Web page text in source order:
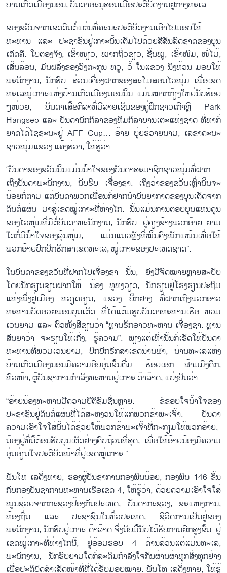
ບ້ານເກີດເມືອງນອນ, ບັນດາອະນຸສອນເມື່ອປະຕິບັດງານຢູ່ກາງທະເລ.
ຂອງຂວັນຈາກເຂດດິນຕໍ່ແຜ່ນທີ່ຄະນະປະຕິບັດງານເອົາໄປມອບໃຫ້
ທະຫານ ແລະ ປະຊາຊົນຢູ່ເກາະນັ້ນເຕັມໄປດ້ວຍສີສັນລົດຊາດຂອງບຸນ
ເຕັດຄື: ໃບຕອງຈິງ, ເຂົ້າໜຽວ, ໝາກຖົ່ວຂຽວ, ຊີ້ນໝູ, ເຂົ້າໜົມ, ໜໍ່ໄມ້,
ເສັ້ນລ້ອນ, ມັນຝລັ່ງຂອງວົງຕະກຸນ ຫວູ, ວໍ້ ໃນແຂວງ ນິງທ້ວນ ມອບໃຫ້
ພະນັກງານ, ນັກຮົບ. ສ່ວນເຄື່ອງຝາກຂອງສະໂມສອນໄວໜຸ່ມ ເພື່ອເຂດ
ທະເລໝູ່ເກາະແຫ່ງບ້ານເກີດເມືອງນອນນັ້ນ ແມ່ນໝາກກ້ຽງໃຫຍ່ນັບຮ້ອຍ
ໆໜ່ວຍ, ບັນດາເສື້ອກິລາທີ່ມີລາຍເຊັນຂອງຄູ່ຝຶກຊາວເກົາຫຼີ Park
Hangseo ແລະ ບັນດານັກກິລາຂອງທິມກິລາບານເຕະແຫ່ງຊາດ ທີ່ຫາກໍ່
ຍາດໄດ້ໄຊຊະນະຢູ່ AFF Cup… ອ້າຍ ບຸ່ຍຮ່ວາຍນາມ, ເລຂາຄະນະ
ຊາວໜຸ່ມແຂວງ ແຄ໊ງຮ່ວາ, ໃຫ້ຮູ້ວ່າ.
“ບັນດາຂອງຂວັນນັ້ນແມ່ນນ້ຳໃຈຂອງບັນດາສະມາຊິກຊາວໜຸ່ມທີ່ຝາກ
ເຖິງບັນດາພະນັກງານ, ນັບຮົບ ເຈື່ອງຊາ. ເຖິງວ່າຂອງຂວັນເຫຼົ່ານັ້ນຈະ
ນ້ອຍກໍ່ຕາມ ແຕ່ບັນດາພວກເພື່ອນກໍ່ຢາກນຳບັນຍາກາດຂອງບຸນເຕັດຈາກ
ດິນຕໍ່ແຜ່ນ ມາສູ່ເຂດໝູ່ເກາະທີ່ຫ່າງໄກ. ນັ້ນແມ່ນການຕອບບຸນແທນຄຸນ
ຂອງໄວໜຸ່ມທີ່ມີຕໍ່ບັນດາພະນັກງານ, ນັກຮົບ. ຢູ່ຄຽງຂ້າງພວກອ້າຍ ຍາມ
ໃດກໍ່ມີນ້ຳໃຈຂອງລຸ້ນໜຸ່ມ, ແມ່ນແນວຫຼັງທີ່ໝັ້ນຄົງໜັກແໜ້ນເພື່ອໃຫ້
ພວກອ້າຍປົກປັກຮັກສາເຂດທະເລ, ໝູ່ເກາະຂອງປະເທດຊາດ”.
ໃນບັນດາຂອງຂວັນທີ່ຝາກໄປເຈື່ອງຊາ ນັ້ນ, ຍັງມີຈົດໝາຍຫຼາຍສະບັບ
ໂດຍນັກຮຽນຂຽນຝາກໃຫ້. ນ້ອງ ທູຫງວຽດ, ນັກຮຽນຢູ່ໂຮງຮຽນປະຖົມ
ແຫ່ງໜຶ່ງຢູ່ເມືອງ ຫວຽດອຽນ, ແຂວງ ບັ໊ກຢາງ ທີ່ຝາກເຖິງພວກອາວ
ທະຫານບັດອວຍພອນບຸນເຕັດ ທີ່ໄດ້ແຕ້ມຮູບບັນດາທະຫານເຮືອ ພວມ
ເວນຍາມ ແລະ ຕົວໜັງສືຂຽນວ່າ “ຫຼານຮັກອາວທະຫານ ເຈື່ອງຊາ. ຫຼານ
ສັນຍາວ່າ ຈະຮຽນໃຫ້ເກັ່ງ, ຮູ້ຄວາມ”. ພຽງແຕ່ເທົ່ານັ້ນກໍ່ເຮັດໃຫ້ບັນດາ
ທະຫານທີ່ພວມເວນຍາມ, ປົກປັກຮັກສາເຂດນ່ານຟ້າ, ນ່ານທະເລແຫ່ງ
ບ້ານເກີດເມືອງນອນມີຄວາມອົບອຸ່ນຂຶ້ນຕື່ມ. ຮ້ອຍເອກ ຟ້າມມິງດຶກ,
ຫົວໜ້າ, ຜູ້ບັນຊາການກຳລັງທະຫານຢູ່ເກາະ ດ໊າລ໊າດ, ແບ່ງປັນວ່າ.
“ອ້າຍນ້ອງທະຫານມີຄວາມປິຕິຊົມຊື່ນຫຼາຍ. ຂໍຂອບໃຈນ້ຳໃຈຂອງ
ປະຊາຊົນຢູ່ດິນຕໍ່ແຜ່ນທີ່ໄດ້ສະຫງວນໃຫ້ແກ່ພວກຂ້າພະເຈົ້າ. ບັນດາ
ຄວາມເອົາໃຈໃສ່ນັ້ນໄດ້ຊ່ວຍໃຫ້ພວກຂ້າພະເຈົ້າທີ່ກະກຽມໃຫ້ພວກອ້າຍ,
ນ້ອງຢູ່ທີ່ນີ້ຕ້ອນຮັບບຸນເຕັດຢ່າງຄົບຖ້ວນທີ່ສຸດ, ເພື່ອໃຫ້ອ້າຍນ້ອງມີຄວາມ
ອຸ່ນອ່ຽນໃຈປະຕິບັດໜ້າທີ່ຢູ່ເຂດໝູ່ເກາະ.”
ພັນໂທ ເລດິ່ງຫາຍ, ຮອງຜູ້ບັນຊາການກອງພົນນ້ອຍ, ກອງພົນ 146 ຂຶ້ນ
ກັບກອງບັນຊາການທະຫານເຮືອເຂດ 4, ໃຫ້ຮູ້ວ່າ, ດ້ວຍຄວາມເອົາໃຈໃສ່
ໜູນຊ່ວຍຈາກກະຊວງປ້ອງກັນປະເທດ, ບັນດາກະຊວງ, ຂະແໜງການ,
ທ້ອງຖິ່ນ ແລະ ປະຊາຊົນໃນທົ່ວປະເທດ, ຊີວິດການເປັນຢູ່ຂອງ
ພະນັກງານ, ນັກຮົບຢູ່ເກາະ ດ໊າລ໊າດ ຈຶ່ງນັບມື້ນັບໄດ້ຮັບການຍົກສູງຂຶ້ນ. ຢູ່
ເຂດໝູ່ເກາະທີ່ຫ່າງໄກນີ້, ຢູ່ອ້ອມຮອບ 4 ດ້ານລ້ວນແຕ່ແມ່ນທະເລ,
ພະນັກງານ, ນັກຮົບຍາມໃດກໍ່ລະດົມກຳລັງໃຈກັນຜ່ານຜ່າທຸກສິ່ງທຸກຢ່າງ
ເພື່ອປະຕິບັດສຳເລັດໜ້າທີ່ທີ່ໄດ້ຮັບມອບໝາຍ. ພັນໂທ ເລດິ່ງຫາຍ, ໃຫ້ຮູ້